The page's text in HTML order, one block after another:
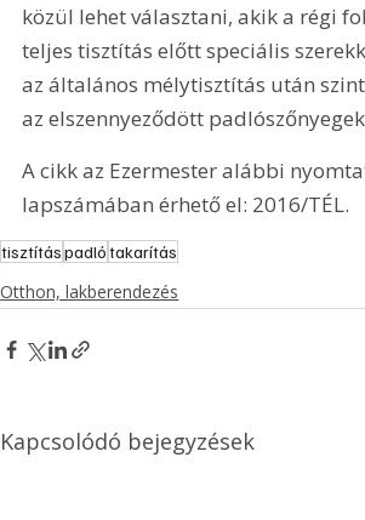
közül lehet választani, akik a régi
teljes tisztítás előtt speciális
az általános mélytisztítás után
az elszennyeződött
A cikk az Ezermester alábbi
lapszámában érhető el: 2016/TÉL.
tisztításpadlótakarítás
Otthon, lakberendezés
Kapcsolódó bejegyzések